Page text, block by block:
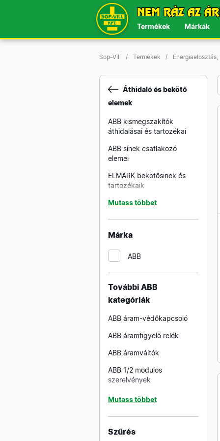
NEM RÁZ AZ
Termékek Márkák
Sop-Vill Termékek
Áthidaló és bekötő
elemek
ABB kismegszakítók
áthidalásai és tartozékai
ABB sínek csatlakozó
elemei
ELMARK bekötősinek és
tartozékaik
KANLUX bekötősinek és
SMT bekötősinek és
tartozékaik
TRACON bekötősinek és
Mutass többet
Márka
ABB
További ABB
kategóriák
ABB áram-védőkapcsoló
ABB áramfigyelő relék
ABB áramváltók
ABB 1/2 modulos
szerelvények
ABB biztonsági relék
Mutass többet
Szűrés